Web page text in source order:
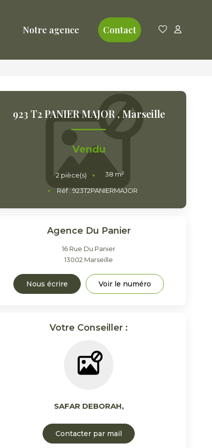
Notre agence Contact
923 T2 PANIER MAJOR,Marseille
Vendu
2 pièce(s) 38 m²
Réf :923T2PANIERMAJOR
Agence Du Panier
16 Rue Du Panier
13002 Marseille
Nous écrire Voir le numéro
Votre Conseiller :
SAFAR DEBORAH,
Contacter par mail